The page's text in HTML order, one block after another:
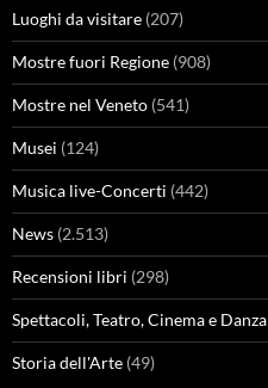
Luoghi da visitare (207)
Mostre fuori Regione (908)
Mostre nel Veneto (541)
Musei (124)
Musica live-Concerti (442)
News (2.513)
Recensioni libri (298)
Spettacoli, Teatro, Cinema e Danza
Storia dell'Arte (49)